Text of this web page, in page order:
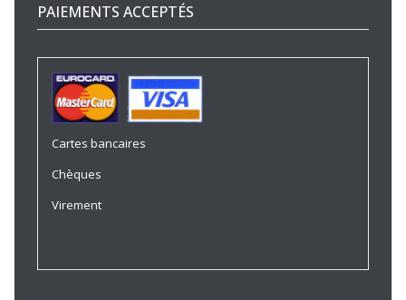
PAIEMENTS ACCEPTÉS
Cartes bancaires
Chèques
Virement